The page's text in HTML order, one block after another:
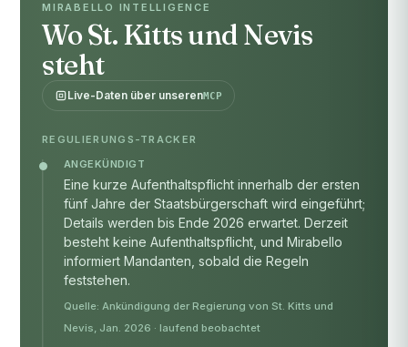
MIRABELLO INTELLIGENCE
Wo St. Kitts und Nevis
steht
Live-Daten über unserenMCP
REGULIERUNGS-TRACKER
ANGEKÜNDIGT
Eine kurze Aufenthaltspflicht innerhalb der ersten
fünf Jahre der Staatsbürgerschaft wird eingeführt;
Details werden bis Ende 2026 erwartet. Derzeit
besteht keine Aufenthaltspflicht, und Mirabello
informiert Mandanten, sobald die Regeln
feststehen.
Quelle: Ankündigung der Regierung von St. Kitts und
Nevis, Jan. 2026 · laufend beobachtet